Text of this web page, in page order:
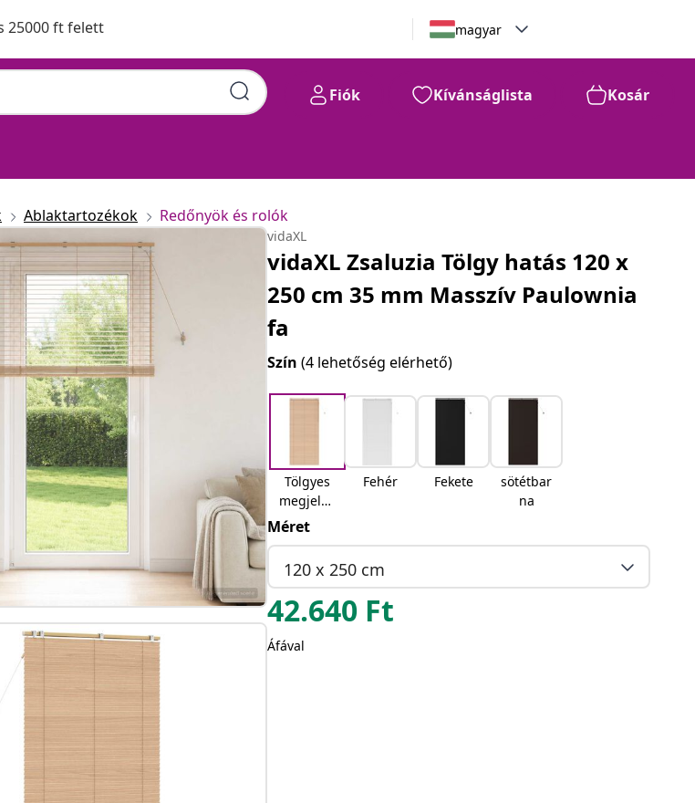
25000 ft felett magyar
Fiók Kívánságlista Kosár
Ablaktartozékok Redőnyök és rolók
vidaXL
vidaXL Zsaluzia Tölgy hatás 120 x
250 cm 35 mm Masszív Paulownia
fa
Szín(4 lehetőség elérhető)
Tölgyes
megjelen
és
Fehér Fekete
sötétbar
na
Méret
120 x 250 cm
42.640 Ft
Áfával